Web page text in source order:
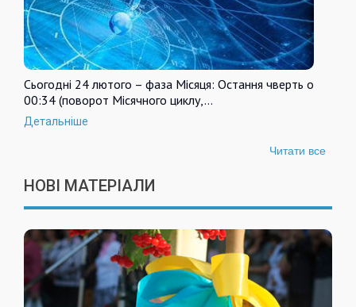
Сьогодні 24 лютого – фаза Місяця: Остання чверть о
00:34 (поворот Місячного циклу,…
Детальніше
Читати все
НОВІ МАТЕРІАЛИ